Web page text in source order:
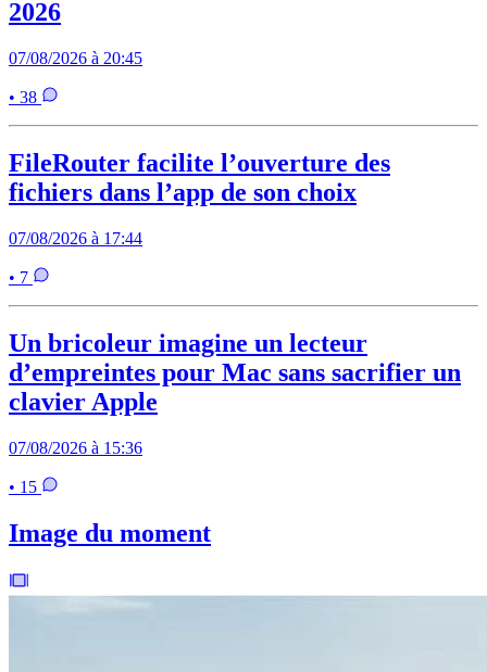
2026
07/08/2026 à 20:45
• 38
FileRouter facilite l’ouverture des
fichiers dans l’app de son choix
07/08/2026 à 17:44
• 7
Un bricoleur imagine un lecteur
d’empreintes pour Mac sans sacrifier un
clavier Apple
07/08/2026 à 15:36
• 15
Image du moment